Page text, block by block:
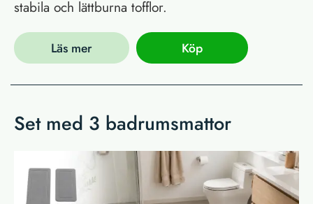
stabila och lättburna tofflor.
Läs mer Köp
Set med 3 badrumsmattor